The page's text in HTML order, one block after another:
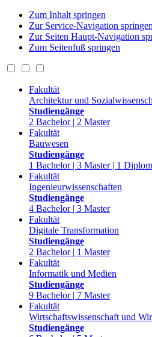
Zum Inhalt springen
Zur Service-Navigation springen
Zur Seiten Haupt-Navigation
Zum Seitenfuß springen
Fakultät
Architektur und
Studiengänge
2 Bachelor | 2 Master
Fakultät
Bauwesen
Studiengänge
1 Bachelor | 3 Master | 1 Diplom
Fakultät
Ingenieurwissenschaften
Studiengänge
4 Bachelor | 3 Master
Fakultät
Digitale Transformation
Studiengänge
2 Bachelor | 1 Master
Fakultät
Informatik und Medien
Studiengänge
9 Bachelor | 7 Master
Fakultät
Wirtschaftswissenschaft und
Studiengänge